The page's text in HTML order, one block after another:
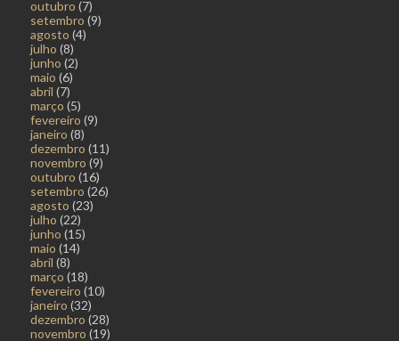
outubro (7)
setembro (9)
agosto (4)
julho (8)
junho (2)
maio (6)
abril (7)
março (5)
fevereiro (9)
janeiro (8)
dezembro (11)
novembro (9)
outubro (16)
setembro (26)
agosto (23)
julho (22)
junho (15)
maio (14)
abril (8)
março (18)
fevereiro (10)
janeiro (32)
dezembro (28)
novembro (19)